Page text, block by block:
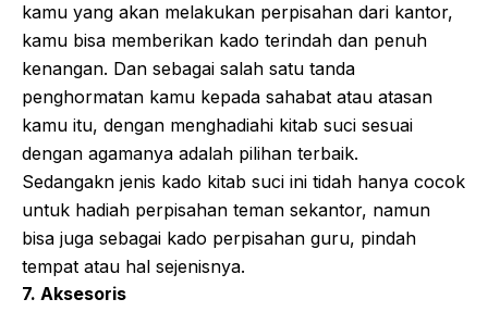
kamu yang akan melakukan perpisahan dari kantor,
kamu bisa memberikan kado terindah dan penuh
kenangan. Dan sebagai salah satu tanda
penghormatan kamu kepada sahabat atau atasan
kamu itu, dengan menghadiahi kitab suci sesuai
dengan agamanya adalah pilihan terbaik.
Sedangakn jenis kado kitab suci ini tidah hanya cocok
untuk hadiah perpisahan teman sekantor, namun
bisa juga sebagai kado perpisahan guru, pindah
tempat atau hal sejenisnya.
7. Aksesoris